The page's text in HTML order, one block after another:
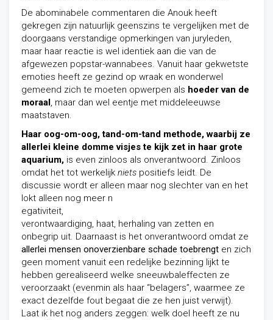
De abominabele commentaren die Anouk heeft
gekregen zijn natuurlijk geenszins te vergelijken met de
doorgaans verstandige opmerkingen van juryleden,
maar haar reactie is wel identiek aan die van de
afgewezen popstar-wannabees. Vanuit haar gekwetste
emoties heeft ze gezind op wraak en wonderwel
gemeend zich te moeten opwerpen als hoeder van de
moraal, maar dan wel eentje met middeleeuwse
maatstaven.
Haar oog-om-oog, tand-om-tand methode, waarbij ze
allerlei kleine domme visjes te kijk zet in haar grote
aquarium, is even zinloos als onverantwoord. Zinloos
omdat het tot werkelijk niets positiefs leidt. De
discussie wordt er alleen maar nog slechter van en het
lokt alleen nog meer n
egativiteit,
verontwaardiging, haat, herhaling van zetten en
onbegrip uit. Daarnaast is het onverantwoord omdat ze
allerlei mensen onoverzienbare schade toebrengt en zich
geen moment vanuit een redelijke bezinning lijkt te
hebben gerealiseerd welke sneeuwbaleffecten ze
veroorzaakt (evenmin als haar “belagers”, waarmee ze
exact dezelfde fout begaat die ze hen juist verwijt).
Laat ik het nog anders zeggen: welk doel heeft ze nu